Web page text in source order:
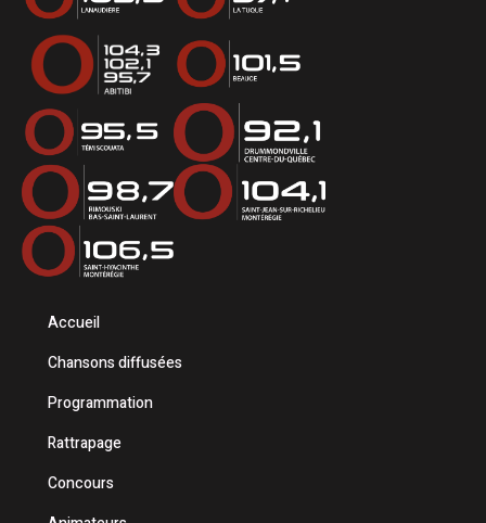
Accueil
Chansons diffusées
Programmation
Rattrapage
Concours